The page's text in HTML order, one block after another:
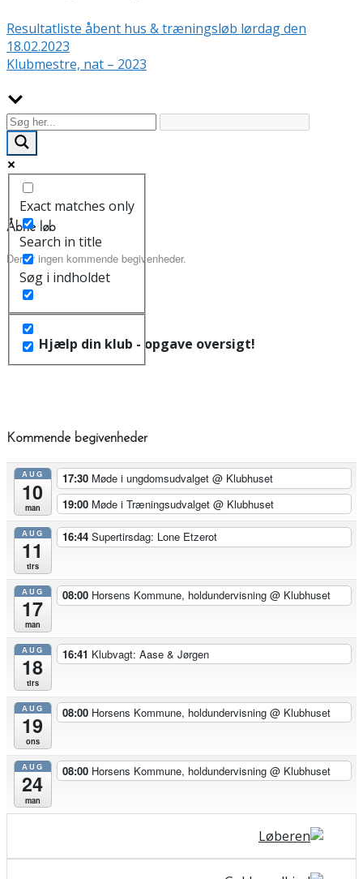
Resultatliste åbent hus & træningsløb lørdag den
18.02.2023
Klubmestre, nat – 2023
Exact matches only
Search in title
Søg i indholdet
Åbne løb
Der er ingen kommende begivenheder.
Hjælp din klub - opgave oversigt!
Kommende begivenheder
AUG
10
man
17:30 Møde i ungdomsudvalget @ Klubhuset
19:00 Møde i Træningsudvalget @ Klubhuset
AUG
11
tirs
16:44 Supertirsdag: Lone Etzerot
AUG
17
man
08:00 Horsens Kommune, holdundervisning @ Klubhuset
AUG
18
tirs
16:41 Klubvagt: Aase & Jørgen
AUG
19
ons
08:00 Horsens Kommune, holdundervisning @ Klubhuset
AUG
24
man
08:00 Horsens Kommune, holdundervisning @ Klubhuset